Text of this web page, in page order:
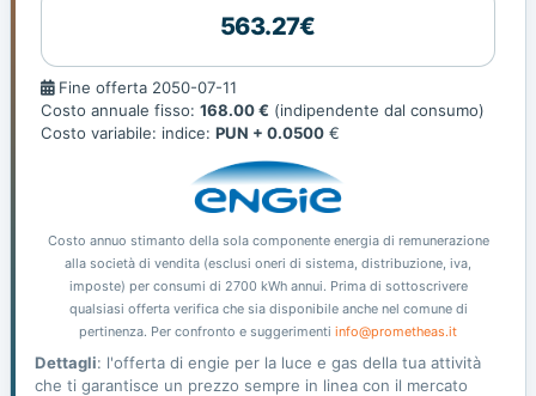
563.27€
Fine
offerta
Fine offerta 2050-07-11
Costo annuale fisso: 168.00 € (indipendente dal consumo)
Costo variabile: indice: PUN + 0.0500 €
Costo annuo stimanto della sola componente energia di remunerazione
alla società di vendita (esclusi oneri di sistema, distribuzione, iva,
imposte) per consumi di 2700 kWh annui. Prima di sottoscrivere
qualsiasi offerta verifica che sia disponibile anche nel comune di
pertinenza. Per confronto e suggerimenti info@prometheas.it
Dettagli: l'offerta di engie per la luce e gas della tua attività
che ti garantisce un prezzo sempre in linea con il mercato